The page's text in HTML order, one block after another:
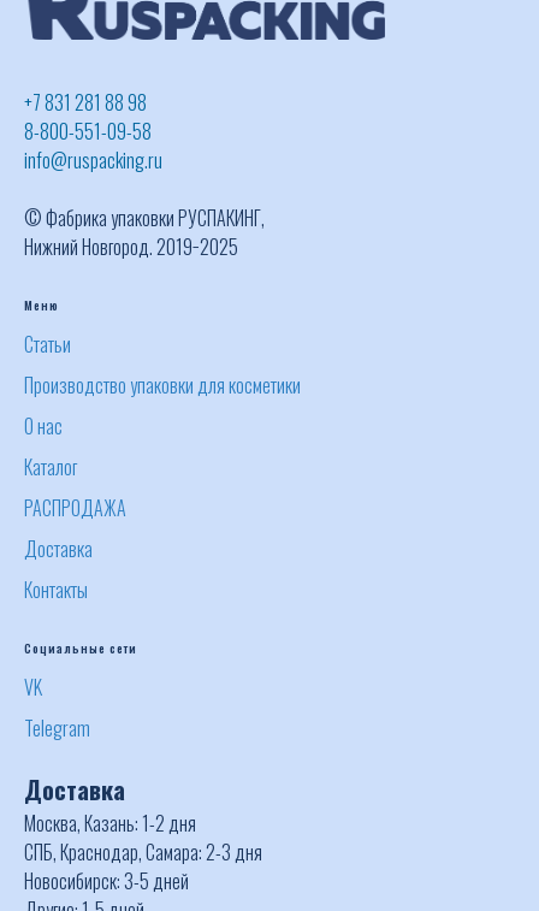
+7 831 281 88 98
8-800-551-09-58
info@ruspacking.ru
© Фабрика упаковки РУСПАКИНГ,
Нижний Новгород. 2019−2025
Меню
Статьи
Производство упаковки для косметики
О нас
Каталог
РАСПРОДАЖА
Доставка
Контакты
Социальные сети
VK
Telegram
Доставка
Москва, Казань: 1-2 дня
СПБ, Краснодар, Самара: 2-3 дня
Новосибирск: 3-5 дней